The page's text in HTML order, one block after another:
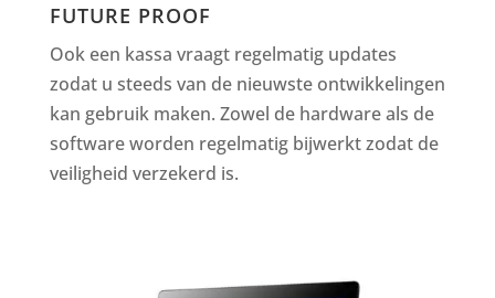
FUTURE PROOF
Ook een kassa vraagt regelmatig updates
zodat u steeds van de nieuwste ontwikkelingen
kan gebruik maken. Zowel de hardware als de
software worden regelmatig bijwerkt zodat de
veiligheid verzekerd is.